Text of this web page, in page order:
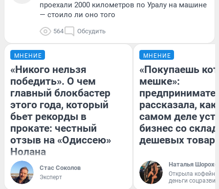
проехали 2000 километров по Уралу на машине
— стоило ли оно того
564 Обсудить
МНЕНИЕ
«Никого нельзя
победить». О чем
главный блокбастер
этого года, который
бьет рекорды в
прокате: честный
отзыв на «Одиссею»
Нолана
Стас Соколов
Эксперт
МНЕНИЕ
«Покупаешь
мешке»:
рассказала, как
самом деле
бизнес со
дешевых
Наталья
Открыла
деньги